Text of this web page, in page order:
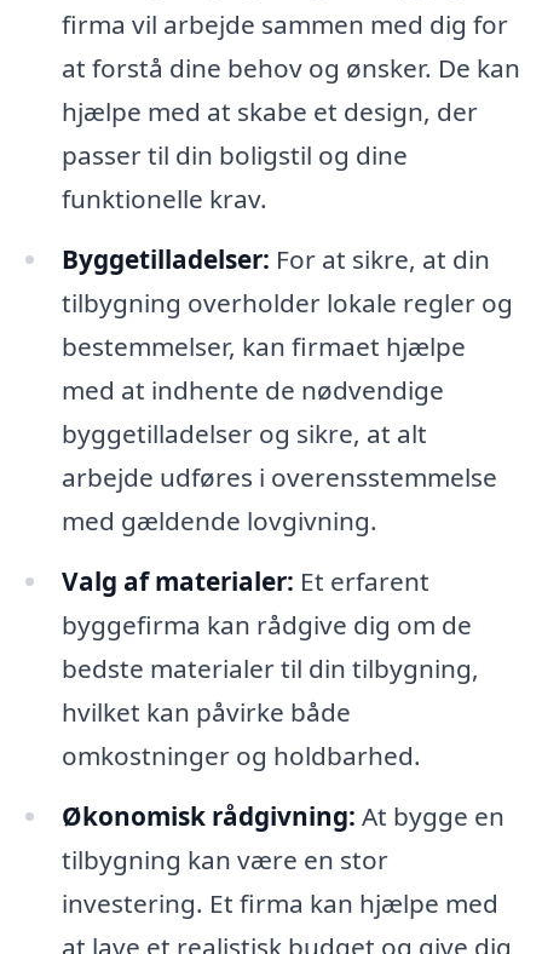
firma vil arbejde sammen med dig for
at forstå dine behov og ønsker. De kan
hjælpe med at skabe et design, der
passer til din boligstil og dine
funktionelle krav.
Byggetilladelser: For at sikre, at din
tilbygning overholder lokale regler og
bestemmelser, kan firmaet hjælpe
med at indhente de nødvendige
byggetilladelser og sikre, at alt
arbejde udføres i overensstemmelse
med gældende lovgivning.
Valg af materialer: Et erfarent
byggefirma kan rådgive dig om de
bedste materialer til din tilbygning,
hvilket kan påvirke både
omkostninger og holdbarhed.
Økonomisk rådgivning: At bygge en
tilbygning kan være en stor
investering. Et firma kan hjælpe med
at lave et realistisk budget og give dig